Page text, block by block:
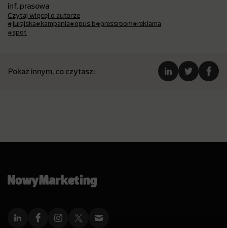
inf. prasowa
Czytaj więcej o autorze
#jurajska#kampania#opus b#pressroom#reklama
#spot
Pokaż innym, co czytasz: